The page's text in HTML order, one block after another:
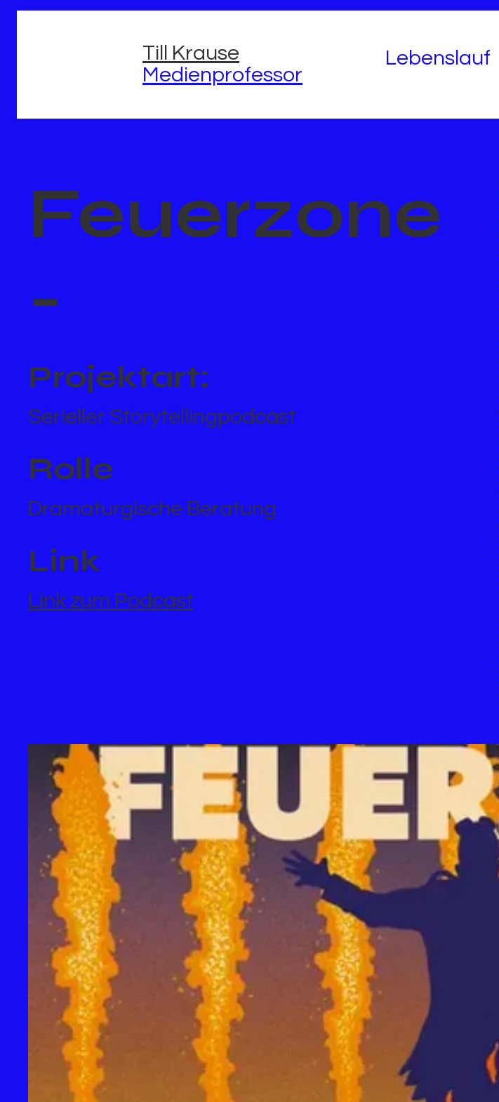
Till Krause
Medienprofessor
Lebenslauf
Feuerzone
-
Projektart:
Serieller Storytellingpodcast
Rolle
Dramaturgische Beratung
Link
Link zum Podcast